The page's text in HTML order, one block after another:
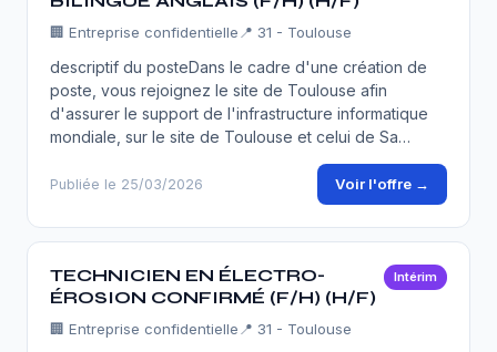
🏢 Entreprise confidentielle 📍 31 - Toulouse
descriptif du posteDans le cadre d'une création de
poste, vous rejoignez le site de Toulouse afin
d'assurer le support de l'infrastructure informatique
mondiale, sur le site de Toulouse et celui de Sa…
Publiée le 25/03/2026 Voir l'offre →
TECHNICIEN EN ÉLECTRO-
ÉROSION CONFIRMÉ (F/H) (H/F)
Intérim
🏢 Entreprise confidentielle 📍 31 - Toulouse